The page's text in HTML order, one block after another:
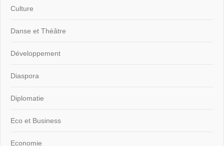
Culture
Danse et Théâtre
Développement
Diaspora
Diplomatie
Eco et Business
Economie